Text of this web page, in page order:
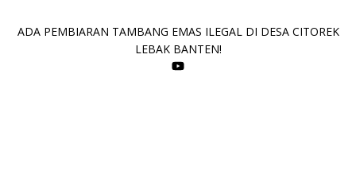
ADA PEMBIARAN TAMBANG EMAS ILEGAL DI DESA CITOREK
LEBAK BANTEN!